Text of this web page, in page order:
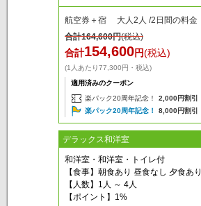
航空券＋宿 大人2人 /2日間の料金
合計164,600円(税込)
合計154,600円(税込)
(1人あたり77,300円・税込)
適用済みのクーポン
楽パック20周年記念！
2,000円割引
楽パック20周年記念！
8,000円割引
デラックス和洋室
和洋室・和洋室・トイレ付
【食事】朝食あり 昼食なし 夕食あり
【人数】1人 ～ 4人
【ポイント】1%